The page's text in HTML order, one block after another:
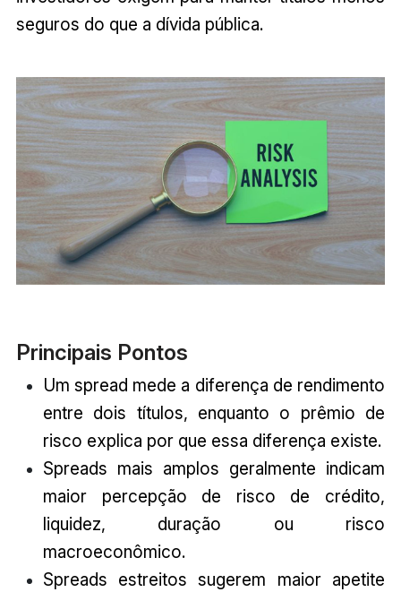
seguros do que a dívida pública.
Principais Pontos
Um spread mede a diferença de rendimento
entre dois títulos, enquanto o prêmio de
risco explica por que essa diferença existe.
Spreads mais amplos geralmente indicam
maior percepção de risco de crédito,
liquidez, duração ou risco
macroeconômico.
Spreads estreitos sugerem maior apetite